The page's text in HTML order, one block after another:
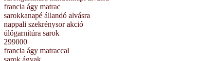
francia ágy matrac
sarokkanapé állandó alvásra
nappali szekrénysor akció
ülőgarnitúra sarok
299000
francia ágy matraccal